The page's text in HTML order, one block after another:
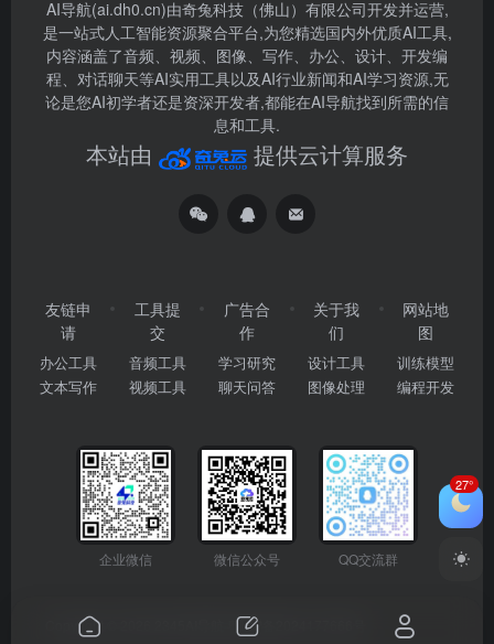
AI导航(ai.dh0.cn)由奇兔科技（佛山）有限公司开发并运营,
是一站式人工智能资源聚合平台,为您精选国内外优质AI工具,
内容涵盖了音频、视频、图像、写作、办公、设计、开发编
程、对话聊天等AI实用工具以及AI行业新闻和AI学习资源,无
论是您AI初学者还是资深开发者,都能在AI导航找到所需的信
息和工具.
本站由 提供云计算服务
友链申
请
办公工具
文本写作
工具提
交
音频工具
视频工具
广告合
作
学习研究
聊天问答
关于我
们
设计工具
图像处理
网站地
图
训练模型
编程开发
企业微信 微信公众号 QQ交流群
Copyright © 2026 粤ICP备2024177666号
27°